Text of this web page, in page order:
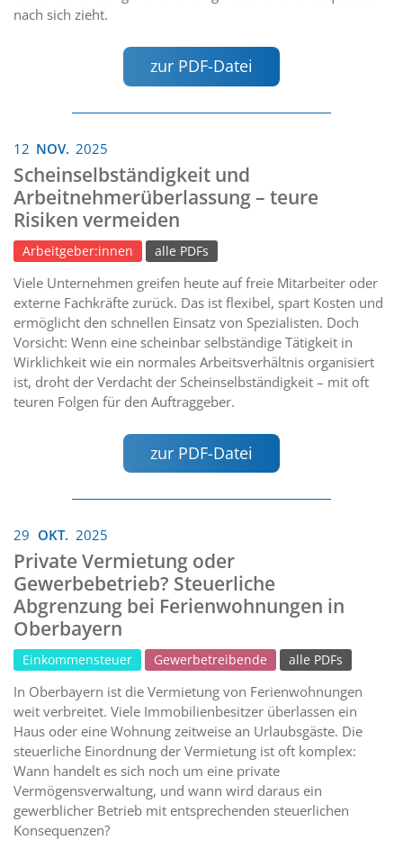
nach sich zieht.
zur PDF-Datei
12 NOV. 2025
Scheinselbständigkeit und
Arbeitnehmerüberlassung – teure
Risiken vermeiden
Arbeitgeber:innen alle PDFs
Viele Unternehmen greifen heute auf freie Mitarbeiter oder
externe Fachkräfte zurück. Das ist flexibel, spart Kosten und
ermöglicht den schnellen Einsatz von Spezialisten. Doch
Vorsicht: Wenn eine scheinbar selbständige Tätigkeit in
Wirklichkeit wie ein normales Arbeitsverhältnis organisiert
ist, droht der Verdacht der Scheinselbständigkeit – mit oft
teuren Folgen für den Auftraggeber.
zur PDF-Datei
29 OKT. 2025
Private Vermietung oder
Gewerbebetrieb? Steuerliche
Abgrenzung bei Ferienwohnungen in
Oberbayern
Einkommensteuer Gewerbetreibende alle PDFs
In Oberbayern ist die Vermietung von Ferienwohnungen
weit verbreitet. Viele Immobilienbesitzer überlassen ein
Haus oder eine Wohnung zeitweise an Urlaubsgäste. Die
steuerliche Einordnung der Vermietung ist oft komplex:
Wann handelt es sich noch um eine private
Vermögensverwaltung, und wann wird daraus ein
gewerblicher Betrieb mit entsprechenden steuerlichen
Konsequenzen?